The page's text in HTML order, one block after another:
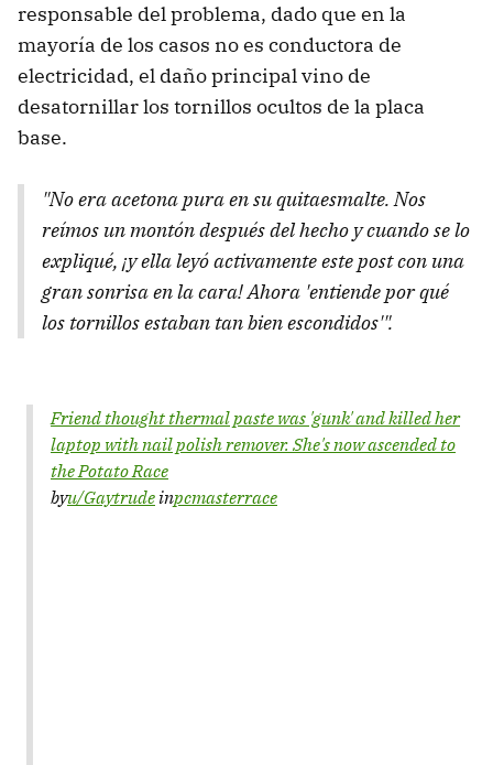
responsable del problema, dado que en la
mayoría de los casos no es conductora de
electricidad, el daño principal vino de
desatornillar los tornillos ocultos de la placa
base.
"No era acetona pura en su quitaesmalte. Nos
reímos un montón después del hecho y cuando se lo
expliqué, ¡y ella leyó activamente este post con una
gran sonrisa en la cara! Ahora 'entiende por qué
los tornillos estaban tan bien escondidos'".
Friend thought thermal paste was 'gunk' and killed her
laptop with nail polish remover. She's now ascended to
the Potato Race
byu/Gaytrude inpcmasterrace